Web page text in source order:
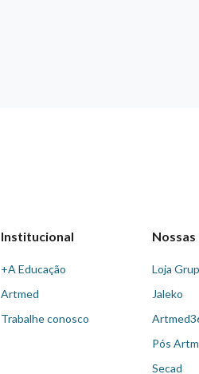
Institucional
+A Educação
Artmed
Trabalhe conosco
Nossas
Loja
Jaleko
Pós
Secad